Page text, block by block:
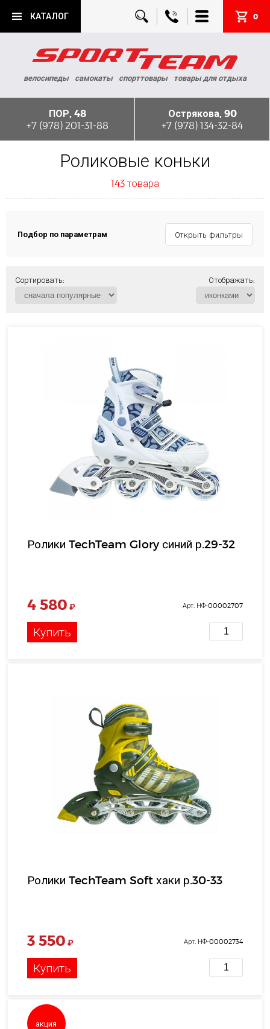
КАТАЛОГ 0
велосипеды самокаты спорттовары товары для отдыха
ПОР, 48
+7 (978) 201-31-88
Острякова, 90
+7 (978) 134-32-84
Роликовые коньки
143 товара
Подбор по параметрам Открыть фильтры
Сортировать: Отображать:
Ролики TechTeam Glory синий р.29-32
4 580 ₽ Арт. НФ-00002707
Купить
Ролики TechTeam Soft хаки р.30-33
3 550 ₽ Арт. НФ-00002734
Купить
акция